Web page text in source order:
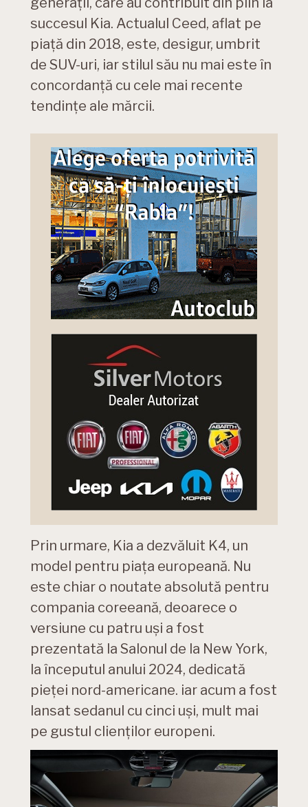
succesul Kia. Actualul Ceed, aflat pe
piață din 2018, este, desigur, umbrit
de SUV-uri, iar stilul său nu mai este în
concordanță cu cele mai recente
tendințe ale mărcii.
Prin urmare, Kia a dezvăluit K4, un
model pentru piața europeană. Nu
este chiar o noutate absolută pentru
compania coreeană, deoarece o
versiune cu patru uși a fost
prezentată la Salonul de la New York,
la începutul anului 2024, dedicată
pieței nord-americane. iar acum a fost
lansat sedanul cu cinci uși, mult mai
pe gustul clienților europeni.